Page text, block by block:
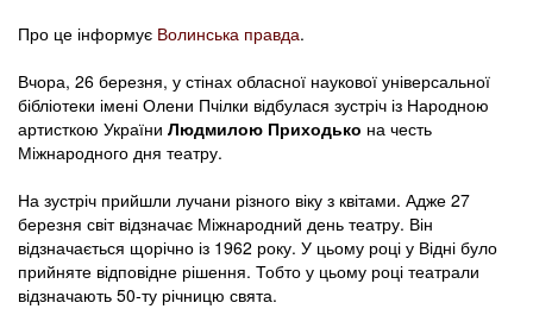
Про це інформує Волинська правда.
Вчора, 26 березня, у стінах обласної наукової універсальної
бібліотеки імені Олени Пчілки відбулася зустріч із Народною
артисткою України Людмилою Приходько на честь
Міжнародного дня театру.
На зустріч прийшли лучани різного віку з квітами. Адже 27
березня світ відзначає Міжнародний день театру. Він
відзначається щорічно із 1962 року. У цьому році у Відні було
прийняте відповідне рішення. Тобто у цьому році театрали
відзначають 50-ту річницю свята.